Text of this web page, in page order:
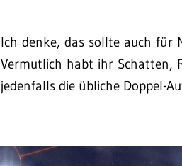
Ich denke, das sollte auch für
Vermutlich habt ihr Schatten,
jedenfalls die übliche Doppel-